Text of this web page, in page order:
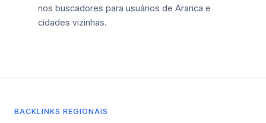
nos buscadores para usuários de Ararica e
cidades vizinhas.
BACKLINKS REGIONAIS